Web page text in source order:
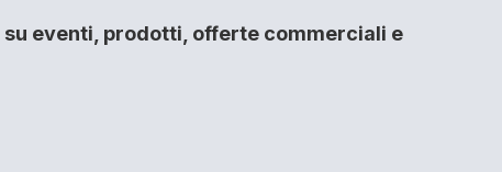
eventi, prodotti, offerte commerciali e